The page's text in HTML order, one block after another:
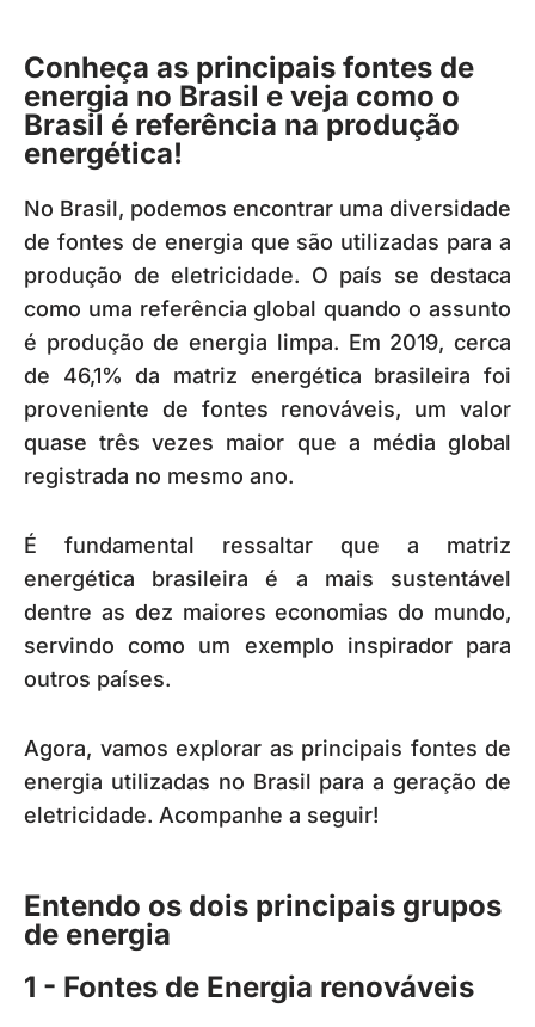
Conheça as principais fontes de
energia no Brasil e veja como o
Brasil é referência na produção
energética!
No Brasil, podemos encontrar uma diversidade
de fontes de energia que são utilizadas para a
produção de eletricidade. O país se destaca
como uma referência global quando o assunto
é produção de energia limpa. Em 2019, cerca
de 46,1% da matriz energética brasileira foi
proveniente de fontes renováveis, um valor
quase três vezes maior que a média global
registrada no mesmo ano.
É fundamental ressaltar que a matriz
energética brasileira é a mais sustentável
dentre as dez maiores economias do mundo,
servindo como um exemplo inspirador para
outros países.
Agora, vamos explorar as principais fontes de
energia utilizadas no Brasil para a geração de
eletricidade. Acompanhe a seguir!
Entendo os dois principais grupos
de energia
1 - Fontes de Energia renováveis